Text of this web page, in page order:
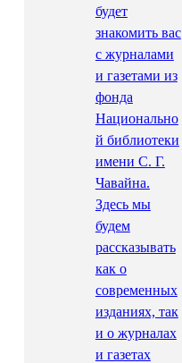
будет
знакомить вас
с журналами
и газетами из
фонда
Национально
й библиотеки
имени С. Г.
Чавайна.
Здесь мы
будем
рассказывать
как о
современных
изданиях, так
и о журналах
и газетах